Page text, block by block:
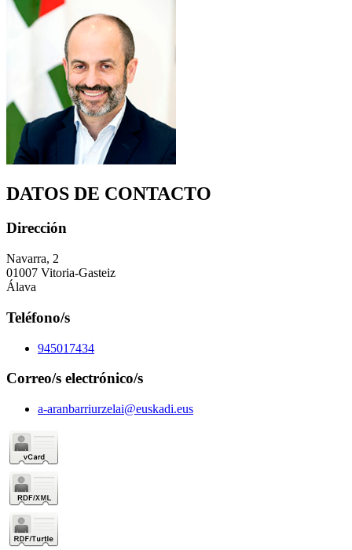
DATOS DE CONTACTO
Dirección
Navarra, 2
01007 Vitoria-Gasteiz
Álava
Teléfono/s
945017434
Correo/s electrónico/s
a-aranbarriurzelai@euskadi.eus